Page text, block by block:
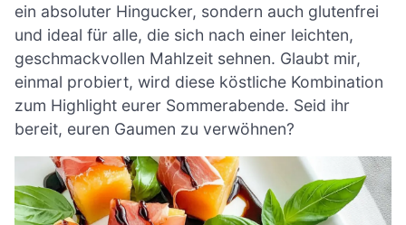
ein absoluter Hingucker, sondern auch glutenfrei
und ideal für alle, die sich nach einer leichten,
geschmackvollen Mahlzeit sehnen. Glaubt mir,
einmal probiert, wird diese köstliche Kombination
zum Highlight eurer Sommerabende. Seid ihr
bereit, euren Gaumen zu verwöhnen?